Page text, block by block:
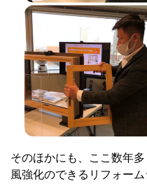
そのほかにも、ここ数年
風強化のできるリフォーム